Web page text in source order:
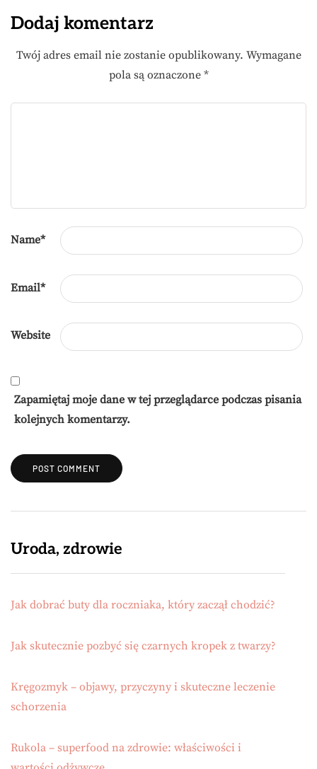
Dodaj komentarz
Twój adres email nie zostanie opublikowany. Wymagane
pola są oznaczone *
Name*
Email*
Website
Zapamiętaj moje dane w tej przeglądarce podczas pisania
kolejnych komentarzy.
Uroda, zdrowie
Jak dobrać buty dla roczniaka, który zaczął chodzić?
Jak skutecznie pozbyć się czarnych kropek z twarzy?
Kręgozmyk – objawy, przyczyny i skuteczne leczenie
schorzenia
Rukola – superfood na zdrowie: właściwości i